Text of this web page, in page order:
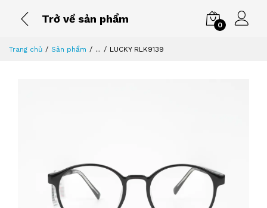
Trở về sản phẩm
0
Trang chủ Sản phẩm ... LUCKY RLK9139